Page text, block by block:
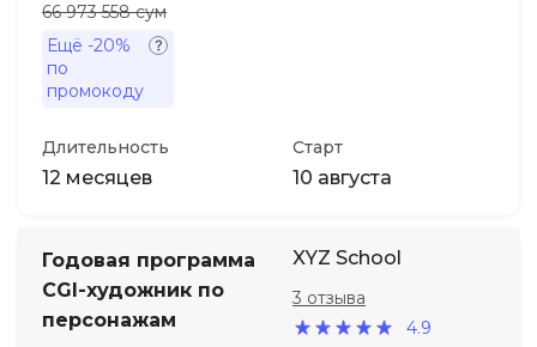
66 973 558 сум
Ещё -20%
по
промокоду
Длительность
12 месяцев
Старт
10 августа
Годовая программа
CGI-художник по
персонажам
XYZ School
4.9
3 отзыва